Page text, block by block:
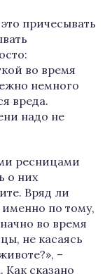
причесывать
во время
немного
вреда.
надо не
ресницами
о них
Вряд ли
именно по тому,
во время
не касаясь
–
Как сказано